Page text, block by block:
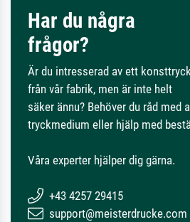
Har du några
frågor?
Är du intresserad av ett
från vår fabrik, men är inte helt
säker ännu? Behöver du råd med
tryckmedium eller hjälp med
Våra experter hjälper dig gärna.
+43 4257 29415
support@meisterdrucke.com